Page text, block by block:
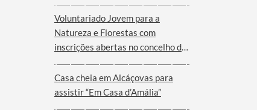
Voluntariado Jovem para a
Natureza e Florestas com
inscrições abertas no concelho de
Casa cheia em Alcáçovas para
assistir “Em Casa d’Amália”